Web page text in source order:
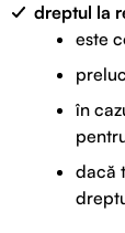
dreptul la
este
în
dacă